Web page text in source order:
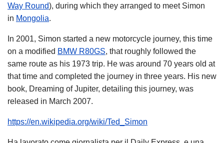
Way Round), during which they arranged to meet Simon
in Mongolia.
In 2001, Simon started a new motorcycle journey, this time
on a modified BMW R80GS, that roughly followed the
same route as his 1973 trip. He was around 70 years old at
that time and completed the journey in three years. His new
book, Dreaming of Jupiter, detailing this journey, was
released in March 2007.
https://en.wikipedia.org/wiki/Ted_Simon